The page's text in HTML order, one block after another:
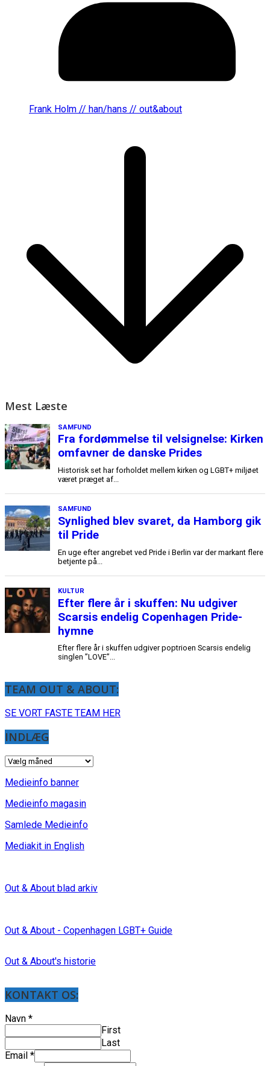
Frank Holm // han/hans // out&about
Mest Læste
SAMFUND
Fra fordømmelse til velsignelse: Kirken
omfavner de danske Prides
Historisk set har forholdet mellem kirken og LGBT+ miljøet
været præget af...
SAMFUND
Synlighed blev svaret, da Hamborg gik
til Pride
En uge efter angrebet ved Pride i Berlin var der markant flere
betjente på...
KULTUR
Efter flere år i skuffen: Nu udgiver
Scarsis endelig Copenhagen Pride-
hymne
Efter flere år i skuffen udgiver poptrioen Scarsis endelig
singlen ”LOVE”...
TEAM OUT & ABOUT:
SE VORT FASTE TEAM HER
INDLÆG
INDLÆG
Medieinfo banner
Medieinfo magasin
Samlede Medieinfo
Mediakit in English
Out & About blad arkiv
Out & About - Copenhagen LGBT+ Guide
Out & About's historie
KONTAKT OS:
Navn *
First
Last
Email *